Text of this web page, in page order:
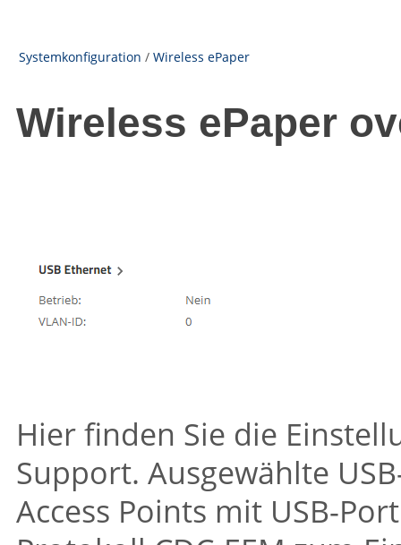
Systemkonfiguration / Wireless ePaper
Wireless ePaper
Hier finden Sie die
Support. Ausgewählte
Access Points mit USB-